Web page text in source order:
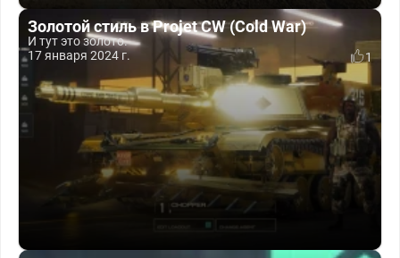
Золотой стиль в Projet CW (Cold War)
И тут это золото.
17 января 2024 г.
1